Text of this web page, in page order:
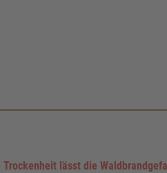
lässt die